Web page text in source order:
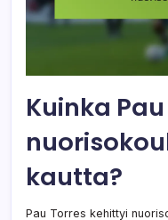
Kuinka
kautta?
Pau Torres kehittyi